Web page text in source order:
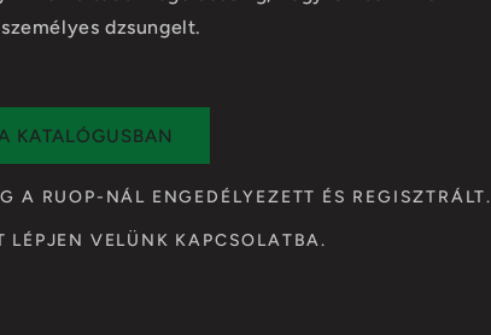
dzsungelt.
KATALÓGUSBAN
RUOP-NÁL ENGEDÉLYEZETT ÉS REGISZTRÁLT.
LÉPJEN VELÜNK KAPCSOLATBA.